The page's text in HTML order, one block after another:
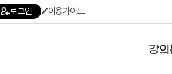
로그인 이용가이드
강